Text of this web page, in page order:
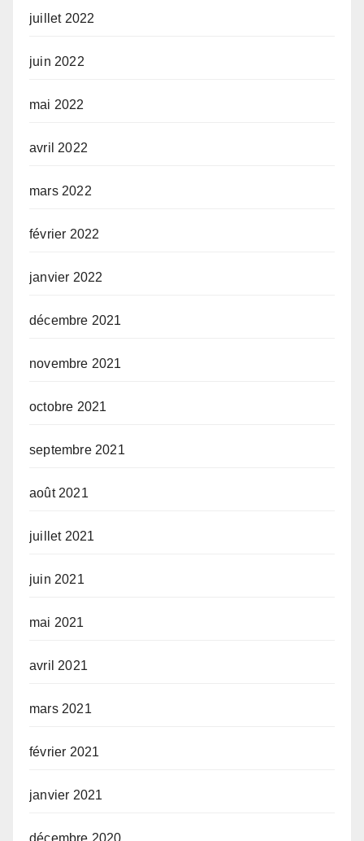
juillet 2022
juin 2022
mai 2022
avril 2022
mars 2022
février 2022
janvier 2022
décembre 2021
novembre 2021
octobre 2021
septembre 2021
août 2021
juillet 2021
juin 2021
mai 2021
avril 2021
mars 2021
février 2021
janvier 2021